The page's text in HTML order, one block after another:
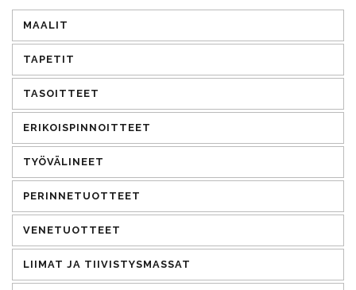
MAALIT
TAPETIT
TASOITTEET
ERIKOISPINNOITTEET
TYÖVÄLINEET
PERINNETUOTTEET
VENETUOTTEET
LIIMAT JA TIIVISTYSMASSAT